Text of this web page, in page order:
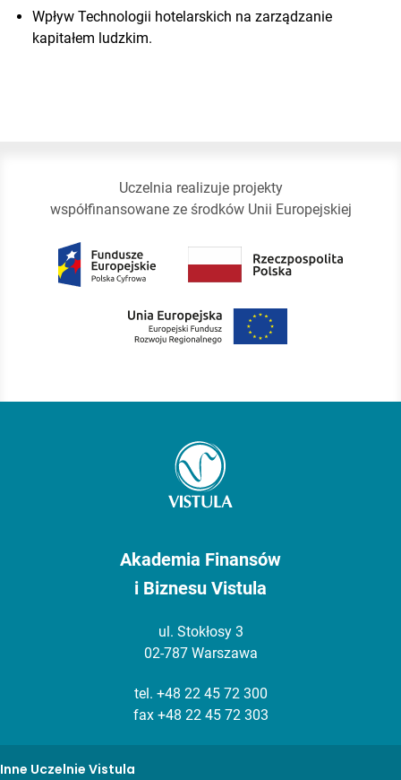
Wpływ Technologii hotelarskich na zarządzanie
kapitałem ludzkim.
Uczelnia realizuje projekty
współfinansowane ze środków Unii Europejskiej
Akademia Finansów
i Biznesu Vistula
ul. Stokłosy 3
02-787 Warszawa
tel. +48 22 45 72 300
fax +48 22 45 72 303
Inne Uczelnie Vistula